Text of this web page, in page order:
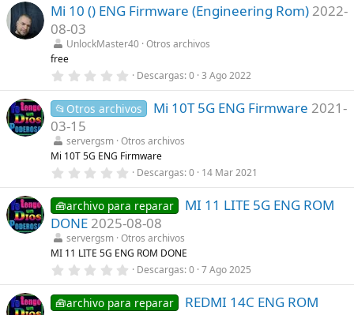
(0
t
l
a
(
s
Mi 10 () ENG Firmware (Engineering Rom) 2022-
08-03
UnlockMaster40 Otros archivos
free
0
0
e
t
r
e
l
a
(
s
)
Descargas 0 3 Ago 2022
📂Otros archivos Mi 10T 5G ENG Firmware 2021-
03-15
servergsm Otros archivos
Mi 10T 5G ENG Firmware
0
0
e
s
t
r
e
l
a
(
Descargas 0 14 Mar 2021
🧰archivo para reparar
MI 11 LITE 5G ENG ROM
DONE 2025-08-08
servergsm Otros archivos
MI 11 LITE 5G ENG ROM DONE
0
0
Descargas 0 7 Ago 2025
🧰archivo para reparar
REDMI 14C ENG ROM